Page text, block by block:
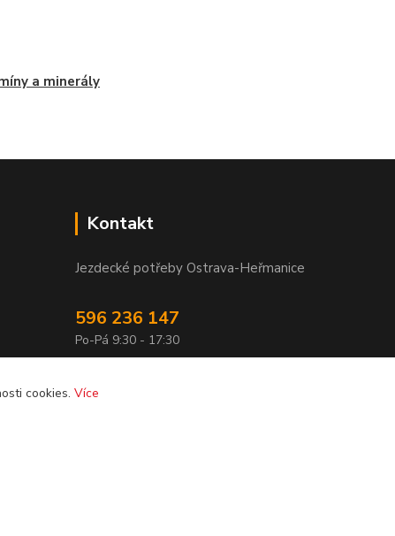
a minerály
Kontakt
Jezdecké potřeby Ostrava-Heřmanice
596 236 147
Po-Pá 9:30 - 17:30
cookies. Více